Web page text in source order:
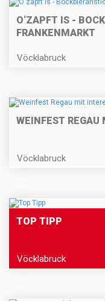
O‘ZAPFT IS -
FRANKENMARKT
Vöcklabruck
WEINFEST
Vöcklabruck
TOP TIPP
Vöcklabruck